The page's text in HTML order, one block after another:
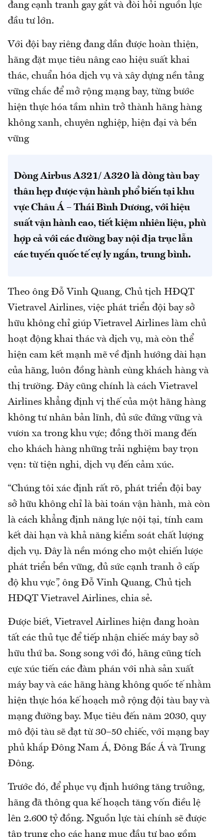
đang cạnh tranh gay gắt và đòi hỏi nguồn lực
đầu tư lớn.
Với đội bay riêng đang dần được hoàn thiện,
hãng đặt mục tiêu nâng cao hiệu suất khai
thác, chuẩn hóa dịch vụ và xây dựng nền tảng
vững chắc để mở rộng mạng bay, từng bước
hiện thực hóa tầm nhìn trở thành hãng hàng
không xanh, chuyên nghiệp, hiện đại và bền
vững
Dòng Airbus A321/ A320 là dòng tàu bay
thân hẹp được vận hành phổ biến tại khu
vực Châu Á – Thái Bình Dương, với hiệu
suất vận hành cao, tiết kiệm nhiên liệu, phù
hợp cả với các đường bay nội địa trục lẫn
các tuyến quốc tế cự ly ngắn, trung bình.
Theo ông Đỗ Vinh Quang, Chủ tịch HĐQT
Vietravel Airlines, việc phát triển đội bay sở
hữu không chỉ giúp Vietravel Airlines làm chủ
hoạt động khai thác và dịch vụ, mà còn thể
hiện cam kết mạnh mẽ về định hướng dài hạn
của hãng, luôn đồng hành cùng khách hàng và
thị trường. Đây cũng chính là cách Vietravel
Airlines khẳng định vị thế của một hãng hàng
không tư nhân bản lĩnh, đủ sức đứng vững và
vươn xa trong khu vực; đồng thời mang đến
cho khách hàng những trải nghiệm bay trọn
vẹn: từ tiện nghi, dịch vụ đến cảm xúc.
“Chúng tôi xác định rất rõ, phát triển đội bay
sở hữu không chỉ là bài toán vận hành, mà còn
là cách khẳng định năng lực nội tại, tính cam
kết dài hạn và khả năng kiểm soát chất lượng
dịch vụ. Đây là nền móng cho một chiến lược
phát triển bền vững, đủ sức cạnh tranh ở cấp
độ khu vực”, ông Đỗ Vinh Quang, Chủ tịch
HĐQT Vietravel Airlines, chia sẻ.
Được biết, Vietravel Airlines hiện đang hoàn
tất các thủ tục để tiếp nhận chiếc máy bay sở
hữu thứ ba. Song song với đó, hãng cũng tích
cực xúc tiến các đàm phán với nhà sản xuất
máy bay và các hãng hàng không quốc tế nhằm
hiện thực hóa kế hoạch mở rộng đội tàu bay và
mạng đường bay. Mục tiêu đến năm 2030, quy
mô đội tàu sẽ đạt từ 30–50 chiếc, với mạng bay
phủ khắp Đông Nam Á, Đông Bắc Á và Trung
Đông.
Trước đó, để phục vụ định hướng tăng trưởng,
hãng đã thông qua kế hoạch tăng vốn điều lệ
lên 2.600 tỷ đồng. Nguồn lực tài chính sẽ được
tập trung cho các hạng mục đầu tư bao gồm